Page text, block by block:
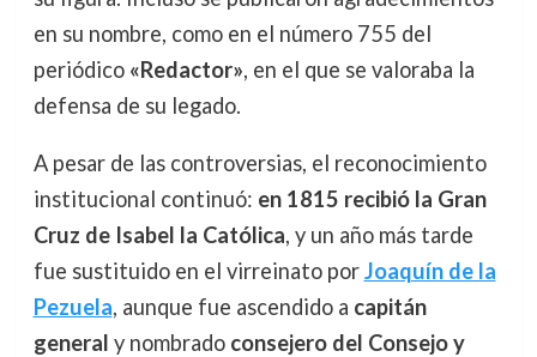
en su nombre, como en el número 755 del
periódico «Redactor», en el que se valoraba la
defensa de su legado.
A pesar de las controversias, el reconocimiento
institucional continuó: en 1815 recibió la Gran
Cruz de Isabel la Católica, y un año más tarde
fue sustituido en el virreinato porJoaquín de la
Pezuela, aunque fue ascendido a capitán
general y nombrado consejero del Consejo y